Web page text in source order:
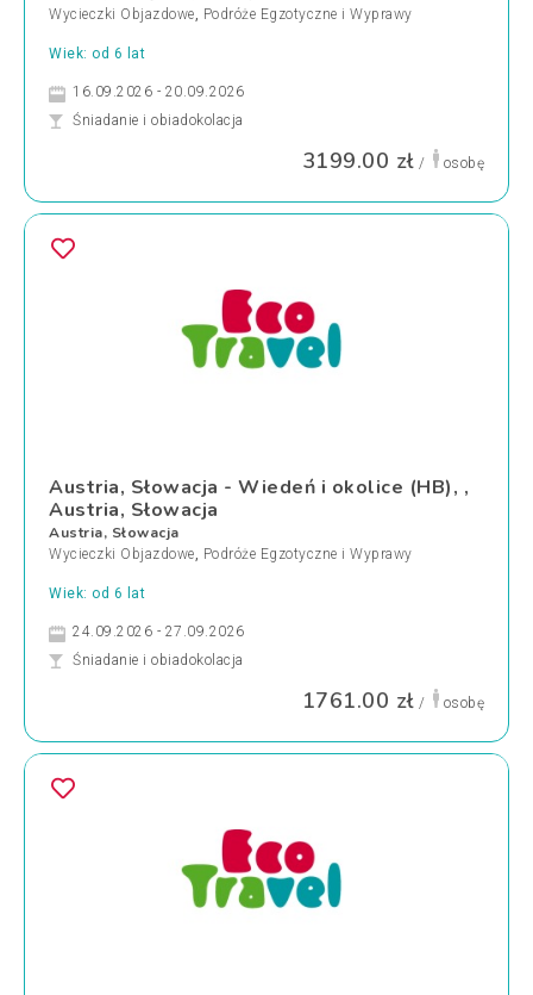
Wycieczki Objazdowe, Podróże Egzotyczne i Wyprawy
Wiek: od 6 lat
16.09.2026 - 20.09.2026
Śniadanie i obiadokolacja
3199.00 zł / osobę
Austria, Słowacja - Wiedeń i okolice (HB), ,
Austria, Słowacja
Austria, Słowacja
Wycieczki Objazdowe, Podróże Egzotyczne i Wyprawy
Wiek: od 6 lat
24.09.2026 - 27.09.2026
Śniadanie i obiadokolacja
1761.00 zł / osobę